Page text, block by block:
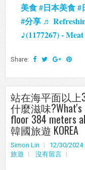
美食#日本美食#
#分享 ♬
♪(1177267) -
Share:
站在海平面以上
什麼滋味?What's
floor 384 meters
韓國旅遊 KOREA
Simon Lin 12/30/2024
旅遊
沒有留言